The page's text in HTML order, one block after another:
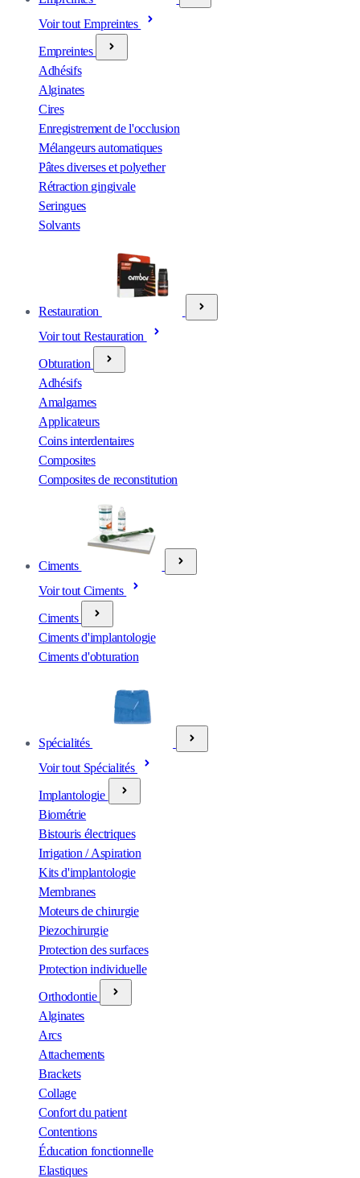
Voir tout Empreintes
Empreintes
Adhésifs
Alginates
Cires
Enregistrement de l'occlusion
Mélangeurs automatiques
Pâtes diverses et polyether
Rétraction gingivale
Seringues
Solvants
Restauration
Voir tout Restauration
Obturation
Adhésifs
Amalgames
Applicateurs
Coins interdentaires
Composites
Composites de reconstitution
Ciments
Voir tout Ciments
Ciments
Ciments d'implantologie
Ciments d'obturation
Spécialités
Voir tout Spécialités
Implantologie
Biométrie
Bistouris électriques
Irrigation / Aspiration
Kits d'implantologie
Membranes
Moteurs de chirurgie
Piezochirurgie
Protection des surfaces
Protection individuelle
Orthodontie
Alginates
Arcs
Attachements
Brackets
Collage
Confort du patient
Contentions
Éducation fonctionnelle
Elastiques